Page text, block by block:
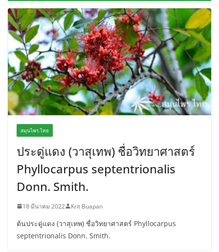
สมุนไพร.ไทย
ประดู่แดง (วาสุเทพ) ชื่อวิทยาศาสตร์
Phyllocarpus septentrionalis
Donn. Smith.
18 มีนาคม 2022 Krit Buapan
ต้นประดู่แดง (วาสุเทพ) ชื่อวิทยาศาสตร์ Phyllocarpus
septentrionalis Donn. Smith.